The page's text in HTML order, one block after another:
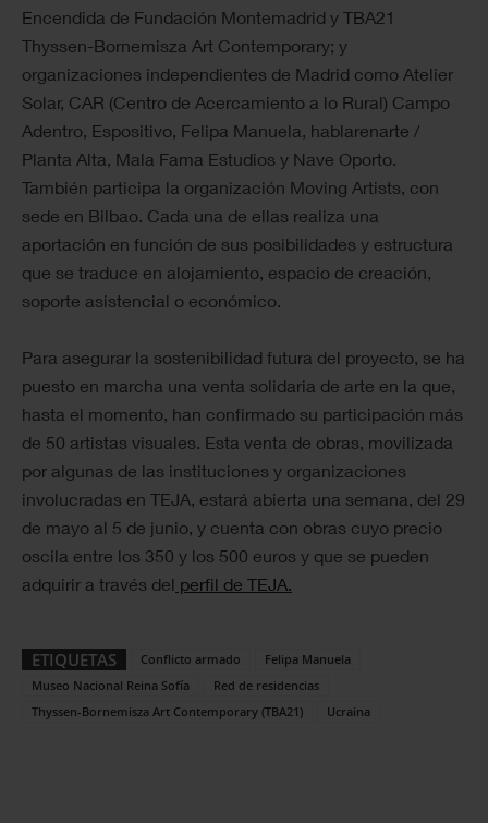
Encendida de Fundación Montemadrid y TBA21
Thyssen-Bornemisza Art Contemporary; y
organizaciones independientes de Madrid como Atelier
Solar, CAR (Centro de Acercamiento a lo Rural) Campo
Adentro, Espositivo, Felipa Manuela, hablarenarte /
Planta Alta, Mala Fama Estudios y Nave Oporto.
También participa la organización Moving Artists, con
sede en Bilbao. Cada una de ellas realiza una
aportación en función de sus posibilidades y estructura
que se traduce en alojamiento, espacio de creación,
soporte asistencial o económico.
Para asegurar la sostenibilidad futura del proyecto, se ha
puesto en marcha una venta solidaria de arte en la que,
hasta el momento, han confirmado su participación más
de 50 artistas visuales. Esta venta de obras, movilizada
por algunas de las instituciones y organizaciones
involucradas en TEJA, estará abierta una semana, del 29
de mayo al 5 de junio, y cuenta con obras cuyo precio
oscila entre los 350 y los 500 euros y que se pueden
adquirir a través del perfil de TEJA.
ETIQUETAS Conflicto armado
Felipa Manuela
Museo Nacional Reina Sofía
Red de residencias
Thyssen-Bornemisza Art Contemporary (TBA21)
Ucraina